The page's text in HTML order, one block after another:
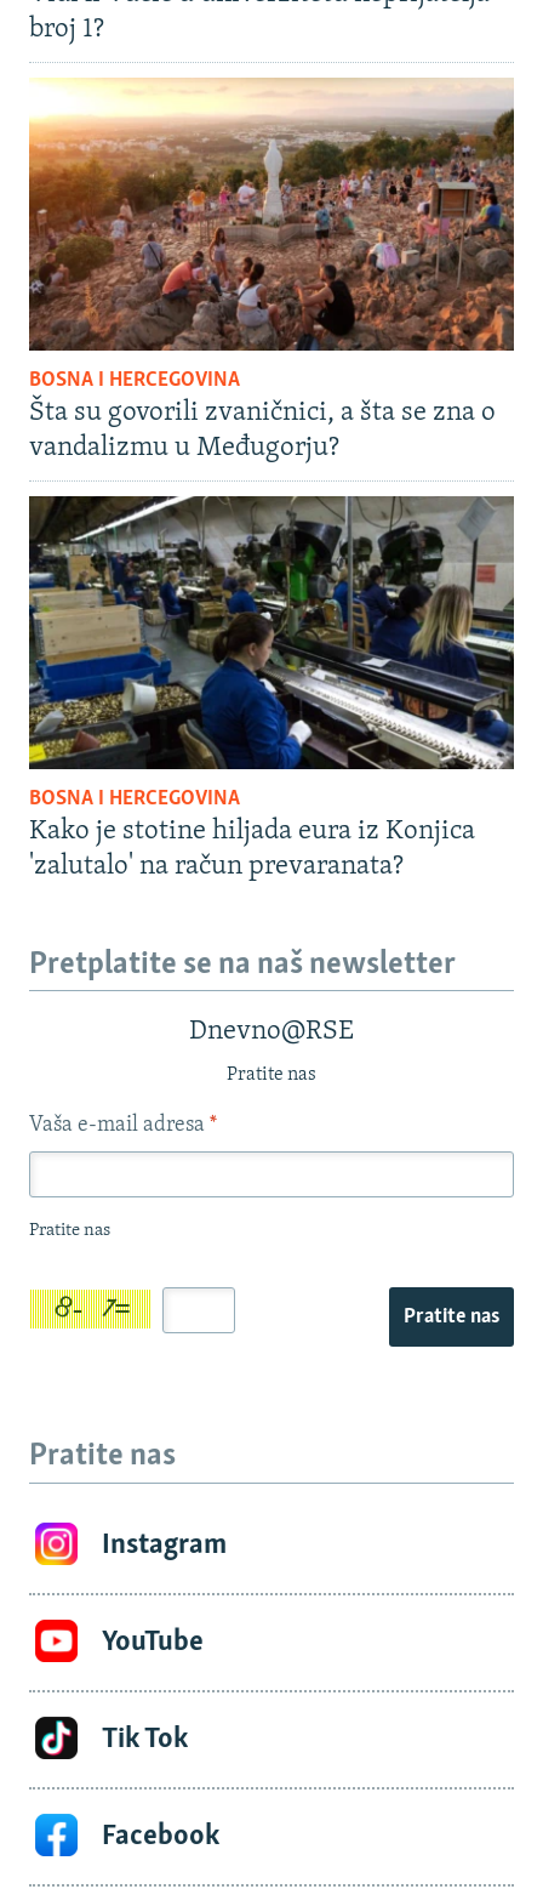
broj 1?
BOSNA I HERCEGOVINA
Šta su govorili zvaničnici, a šta se zna o
vandalizmu u Međugorju?
BOSNA I HERCEGOVINA
Kako je stotine hiljada eura iz Konjica
'zalutalo' na račun prevaranata?
Pretplatite se na naš newsletter
Dnevno@RSE
Pratite nas
Vaša e-mail adresa *
Pratite nas
Pratite nas
Pratite nas
Instagram
YouTube
Tik Tok
Facebook